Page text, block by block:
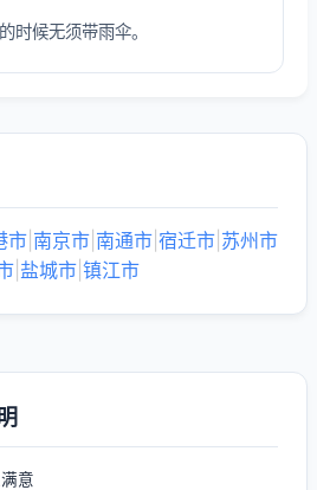
时候无须带雨伞。
市 南京市 南通市 宿迁市 苏州市
盐城市 镇江市
意